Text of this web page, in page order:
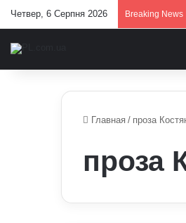
Четвер, 6 Серпня 2026 Breaking News
Главная / проза
проза